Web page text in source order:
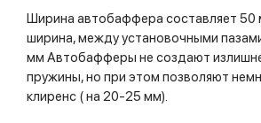
Ширина автобаффера составляет 50
ширина, между установочными
мм Автобафферы не создают
пружины, но при этом позволяют
клиренс ( на 20-25 мм).